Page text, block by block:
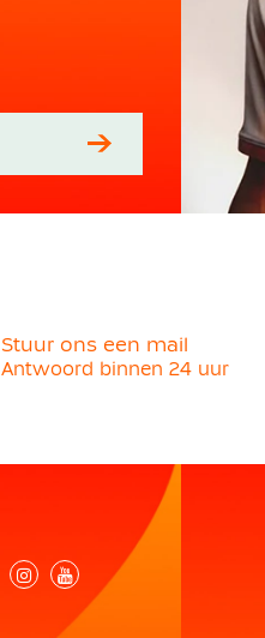
Stuur ons een mail
Antwoord binnen 24 uur